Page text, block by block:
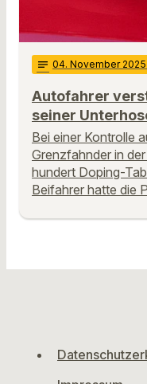
notes 04. November
Autofahrer
seiner
Bei einer Kontrolle
Grenzfahnder in
hundert Doping-
Beifahrer hatte die